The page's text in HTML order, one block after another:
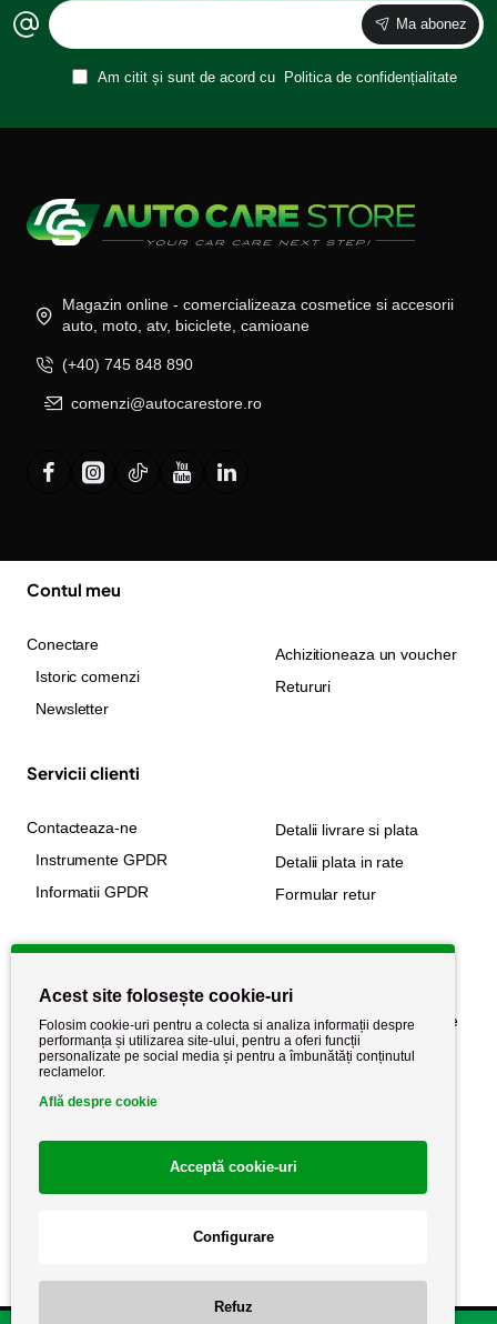
Ma abonez
Am citit și sunt de acord cu Politica de confidențialitate
Magazin online - comercializeaza cosmetice si accesorii
auto, moto, atv, biciclete, camioane
(+40) 745 848 890
comenzi@autocarestore.ro
Contul meu
Conectare
Istoric comenzi
Newsletter
Achizitioneaza un voucher
Retururi
Servicii clienti
Contacteaza-ne
Instrumente GPDR
Informatii GPDR
Detalii livrare si plata
Detalii plata in rate
Formular retur
Despre noi
Stiri si noutati
Politica de confidențialitate
Politica de retur
Acest site folosește cookie-uri
Folosim cookie-uri pentru a colecta si analiza informații despre
performanța și utilizarea site-ului, pentru a oferi funcții
personalizate pe social media și pentru a îmbunătăți conținutul
reclamelor.
Află despre cookie
Acceptă cookie-uri
Configurare
Refuz